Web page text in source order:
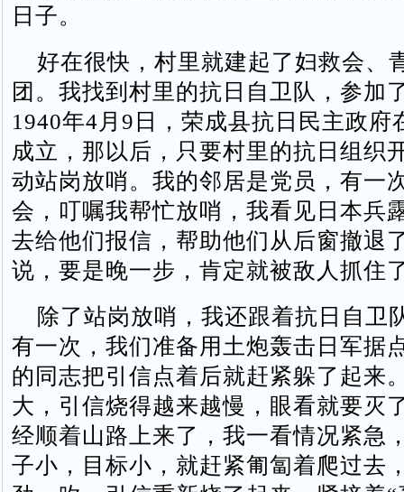
日子。
好在很快，村里就建起了妇救会、
团。我找到村里的抗日自卫队，参加
1940年4月9日，荣成县抗日民主政府
成立，那以后，只要村里的抗日组织
动站岗放哨。我的邻居是党员，有一
会，叮嘱我帮忙放哨，我看见日本兵
去给他们报信，帮助他们从后窗撤退
说，要是晚一步，肯定就被敌人抓住
除了站岗放哨，我还跟着抗日自卫
有一次，我们准备用土炮轰击日军据
的同志把引信点着后就赶紧躲了起来
大，引信烧得越来越慢，眼看就要灭
经顺着山路上来了，我一看情况紧急
子小，目标小，就赶紧匍匐着爬过去